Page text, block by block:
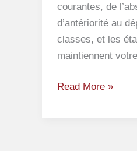
courantes, de
d’antériorité au
classes, et les
maintiennent
Read More »